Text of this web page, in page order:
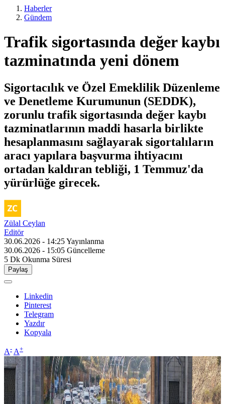
Haberler
Gündem
Trafik sigortasında değer kaybı
tazminatında yeni dönem
Sigortacılık ve Özel Emeklilik Düzenleme
ve Denetleme Kurumunun (SEDDK),
zorunlu trafik sigortasında değer kaybı
tazminatlarının maddi hasarla birlikte
hesaplanmasını sağlayarak sigortalıların
aracı yapılara başvurma ihtiyacını
ortadan kaldıran tebliği, 1 Temmuz'da
yürürlüğe girecek.
Zülal Ceylan
Editör
30.06.2026 - 14:25Yayınlanma
30.06.2026 - 15:05 Güncelleme
5 Dk Okunma Süresi
Paylaş
Linkedin
Pinterest
Telegram
Yazdır
Kopyala
A- A+